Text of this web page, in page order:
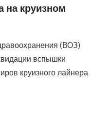
на круизном
(ВОЗ)
вспышки
круизного лайнера